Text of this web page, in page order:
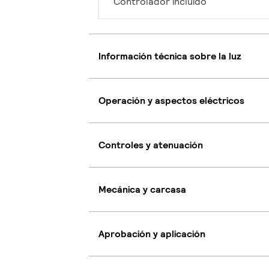
Información técnica sobre la luz
Operación y aspectos eléctricos
Controles y atenuación
Mecánica y carcasa
Aprobación y aplicación